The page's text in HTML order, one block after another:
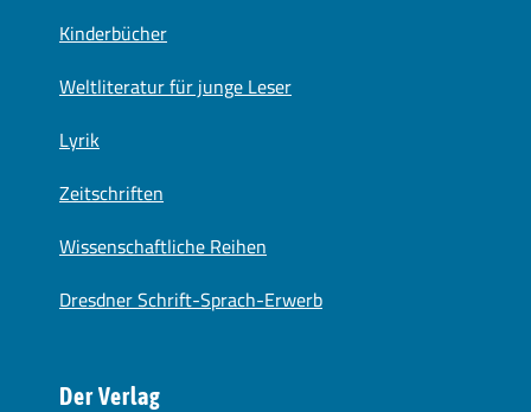
Kinderbücher
Weltliteratur für junge Leser
Lyrik
Zeitschriften
Wissenschaftliche Reihen
Dresdner Schrift-Sprach-Erwerb
Der Verlag